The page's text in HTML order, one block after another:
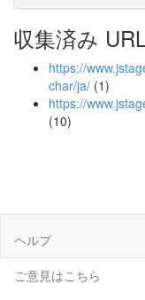
収集済み
https://
char/ja/ (1)
https://
(10)
ヘルプ
ご意見はこちら